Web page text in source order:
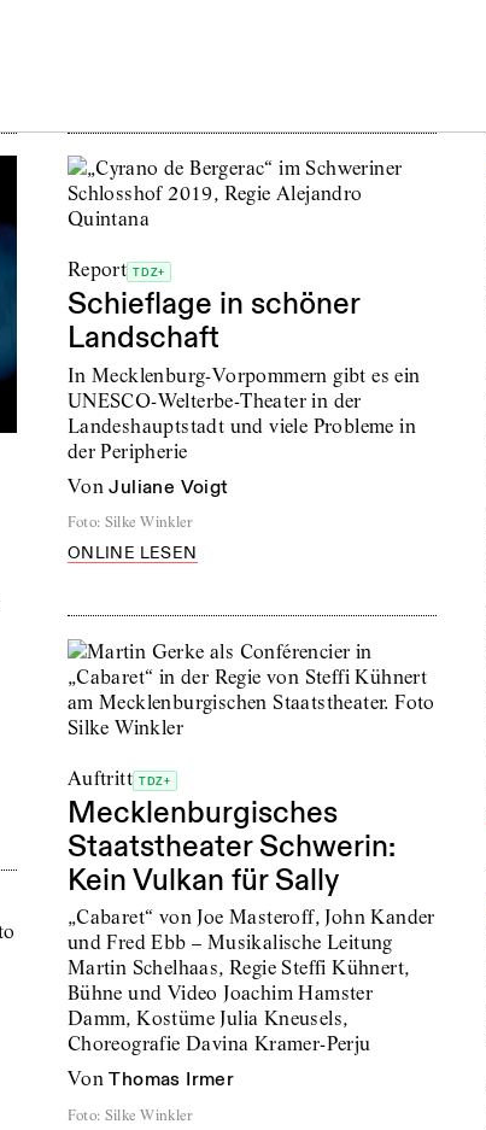
Report TDZ+
Schieflage in schöner
Landschaft
In Mecklenburg-Vorpommern gibt es ein
UNESCO-Welterbe-Theater in der
Landeshauptstadt und viele Probleme in
der Peripherie
von Juliane Voigt
Foto: Silke Winkler
ONLINE LESEN
Auftritt TDZ+
Mecklenburgisches
Staatstheater Schwerin:
Kein Vulkan für Sally
„Cabaret“ von Joe Masteroff, John Kander
und Fred Ebb – Musikalische Leitung
Martin Schelhaas, Regie Steffi Kühnert,
Bühne und Video Joachim Hamster
Damm, Kostüme Julia Kneusels,
Choreografie Davina Kramer-Perju
von Thomas Irmer
Foto: Silke Winkler